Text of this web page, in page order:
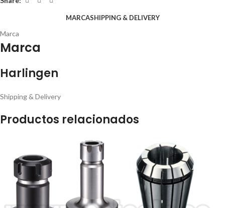
MARCASHIPPING & DELIVERY
Marca
Marca
Harlingen
Shipping & Delivery
Productos relacionados